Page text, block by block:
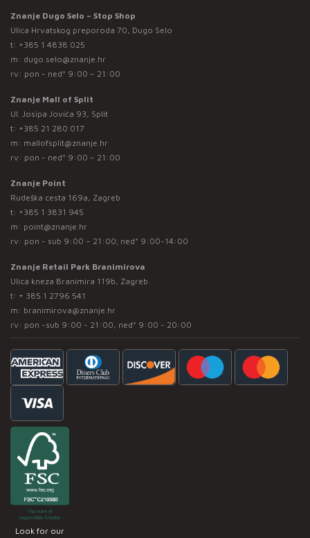
Znanje Dugo Selo – Stop Shop
Ulica Hrvatskog preporoda 70, Dugo Selo
t: +385 1 4838 025
m: dugo.selo@znanje.hr
rv: pon - ned* 9:00 – 21:00
Znanje Mall of Split
Ul. Josipa Jovića 93, Split
t: +385 21 280 017
m: mallofsplit@znanje.hr
rv: pon - ned* 9:00 – 21:00
Znanje Point
Rudeška cesta 169a, Zagreb
t: +385 1 3831 945
m: point@znanje.hr
rv: pon - sub 9:00 – 21:00; ned* 9:00-14:00
Znanje Retail Park Branimirova
Ulica kneza Branimira 119b, Zagreb
t: + 385 1 2796 541
m: branimirova@znanje.hr
rv: pon -sub 9:00 - 21:00, ned* 9:00 - 20:00
Look for our